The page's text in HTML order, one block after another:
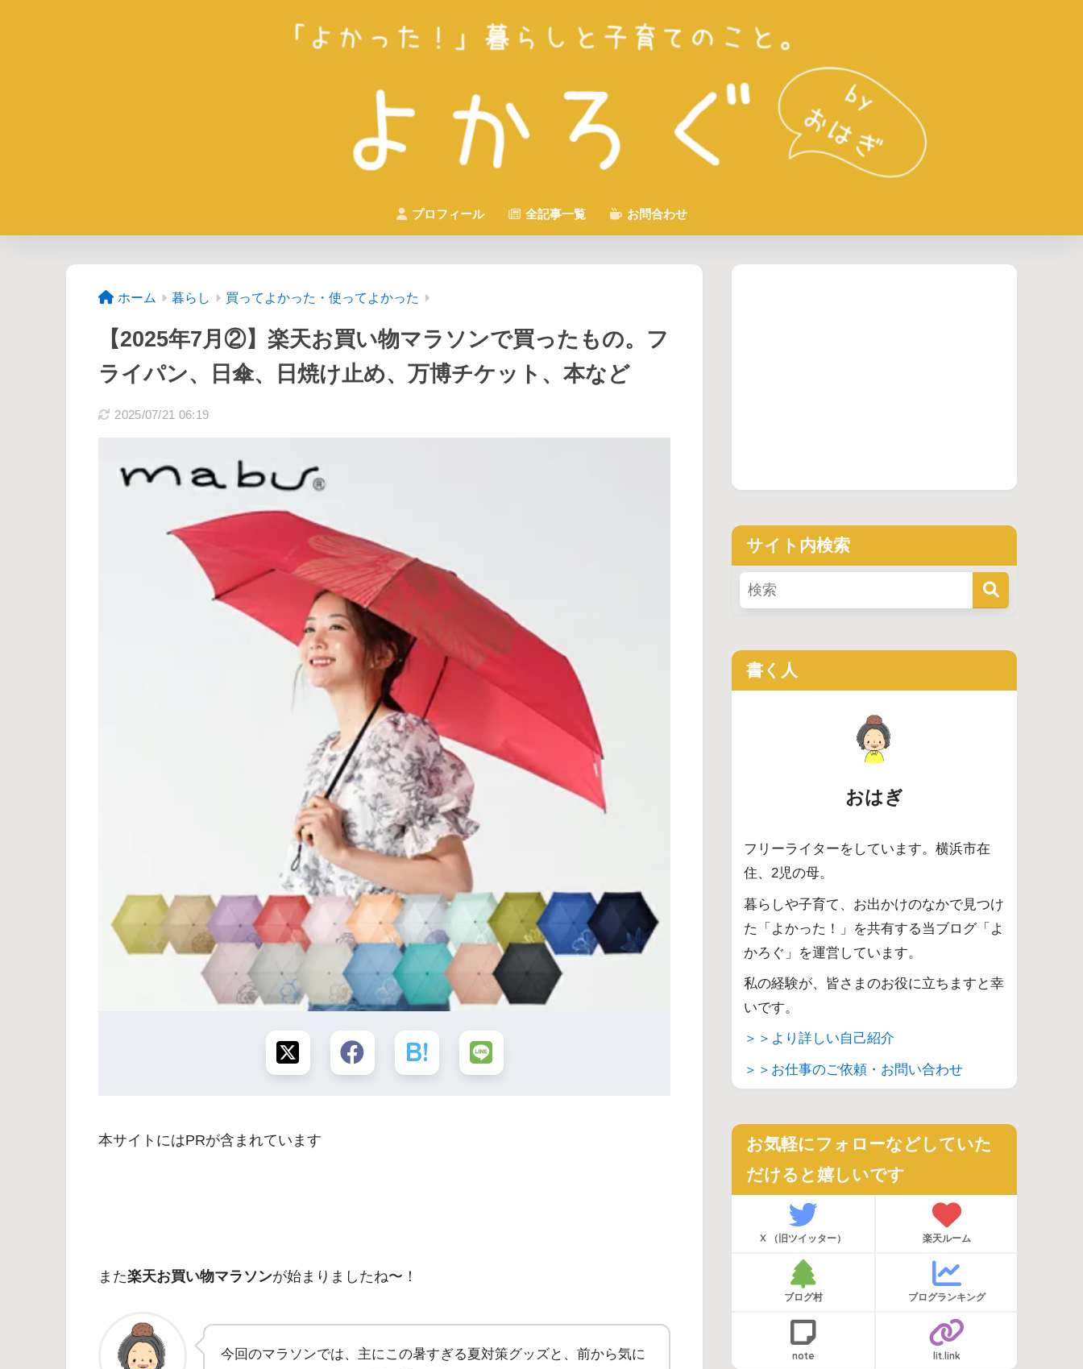
プロフィール 全記事一覧 お問合わせ
ホーム 暮らし 買ってよかった・使ってよかった
【2025年7月②】楽天お買い物マラソンで買ったもの。フ
ライパン、日傘、日焼け止め、万博チケット、本など
2025/07/21 06:19
本サイトにはPRが含まれています
また楽天お買い物マラソンが始まりましたね〜！
今回のマラソンでは、主にこの暑すぎる夏対策グッズと、前から気に
サイト内検索
書く人
おはぎ
フリーライターをしています。横浜市在
住、2児の母。
暮らしや子育て、お出かけのなかで見つけ
た「よかった！」を共有する当ブログ「よ
かろぐ」を運営しています。
私の経験が、皆さまのお役に立ちますと幸
いです。
＞＞より詳しい自己紹介
＞＞お仕事のご依頼・お問い合わせ
お気軽にフォローなどしていた
だけると嬉しいです
X （旧ツイッター） 楽天ルーム
ブログ村 ブログランキング
note lit.link